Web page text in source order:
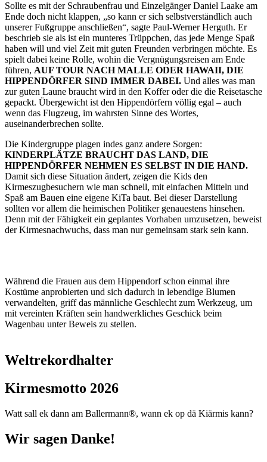
Sollte es mit der Schraubenfrau und Einzelgänger Daniel Laake am
Ende doch nicht klappen, „so kann er sich selbstverständlich auch
unserer Fußgruppe anschließen“, sagte Paul-Werner Herguth. Er
beschrieb sie als ist ein munteres Trüppchen, das jede Menge Spaß
haben will und viel Zeit mit guten Freunden verbringen möchte. Es
spielt dabei keine Rolle, wohin die Vergnügungsreisen am Ende
führen, AUF TOUR NACH MALLE ODER HAWAII, DIE
HIPPENDÖRFER SIND IMMER DABEI. Und alles was man
zur guten Laune braucht wird in den Koffer oder die die Reisetasche
gepackt. Übergewicht ist den Hippendörfern völlig egal – auch
wenn das Flugzeug, im wahrsten Sinne des Wortes,
auseinanderbrechen sollte.
Die Kindergruppe plagen indes ganz andere Sorgen:
KINDERPLÄTZE BRAUCHT DAS LAND, DIE
HIPPENDÖRFER NEHMEN ES SELBST IN DIE HAND.
Damit sich diese Situation ändert, zeigen die Kids den
Kirmeszugbesuchern wie man schnell, mit einfachen Mitteln und
Spaß am Bauen eine eigene KiTa baut. Bei dieser Darstellung
sollten vor allem die heimischen Politiker genauestens hinsehen.
Denn mit der Fähigkeit ein geplantes Vorhaben umzusetzen, beweist
der Kirmesnachwuchs, dass man nur gemeinsam stark sein kann.
Während die Frauen aus dem Hippendorf schon einmal ihre
Kostüme anprobierten und sich dadurch in lebendige Blumen
verwandelten, griff das männliche Geschlecht zum Werkzeug, um
mit vereinten Kräften sein handwerkliches Geschick beim
Wagenbau unter Beweis zu stellen.
Weltrekordhalter
Kirmesmotto 2026
Watt sall ek dann am Ballermann®, wann ek op dä Kiärmis kann?
Wir sagen Danke!